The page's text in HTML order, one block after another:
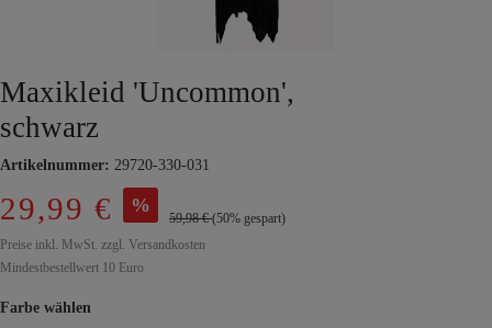
Maxikleid 'Uncommon',
schwarz
Artikelnummer: 29720-330-031
29,99 € %
59,98 €(50% gespart)
Preise inkl. MwSt. zzgl. Versandkosten
Mindestbestellwert 10 Euro
Farbe wählen